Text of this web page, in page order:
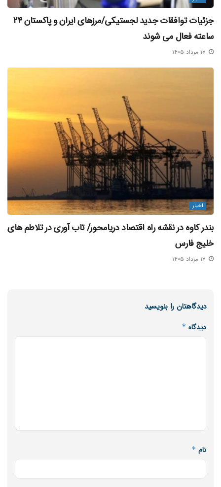
بنادر نیز با تمام توان در کنار آنها خواهد بود.
بلاگ خبری مکران آریا دریا
منبع خبر
جزئیات توافقات جدید لجستیکی/مرزهای ایران و پاکستان ۲۴
ساعته فعال می‌ شوند
اخبار
بندر کاوه در نقشه راه اقتصاد دریامحور/ تاب‌ آوری در تلاطم‌ های
خلیج فارس
دیدگاهتان را بنویسید
دیدگاه *
نام *